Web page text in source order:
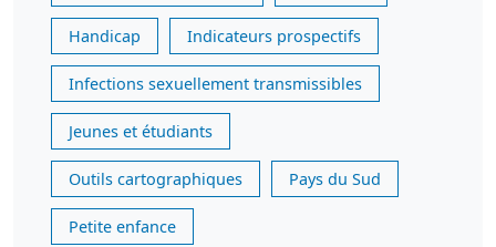
Handicap Indicateurs prospectifs
Infections sexuellement transmissibles
Jeunes et étudiants
Outils cartographiques Pays du Sud
Petite enfance